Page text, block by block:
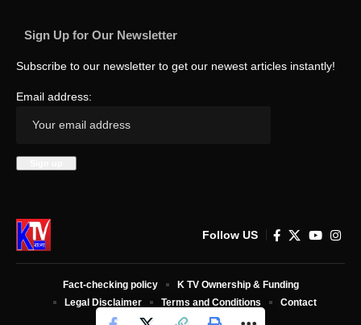
Sign Up for Our Newsletter
Subscribe to our newsletter to get our newest articles instantly!
Email address:
Follow US
Fact-checking policy
K TV Ownership & Funding
Legal Disclaimer
Terms and Conditions Contact